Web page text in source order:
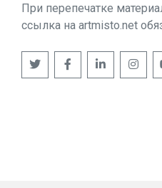
При перепечатке
ссылка на artmisto.net